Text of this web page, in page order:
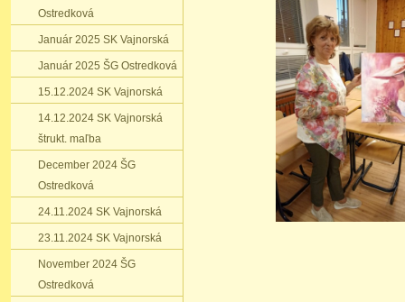
Ostredková
Január 2025 SK Vajnorská
Január 2025 ŠG Ostredková
15.12.2024 SK Vajnorská
14.12.2024 SK Vajnorská
štrukt. maľba
December 2024 ŠG
Ostredková
24.11.2024 SK Vajnorská
23.11.2024 SK Vajnorská
November 2024 ŠG
Ostredková